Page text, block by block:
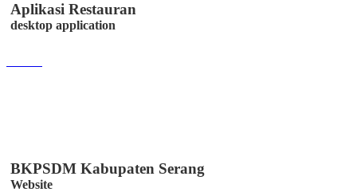
Aplikasi Restauran
desktop application
BKPSDM Kabupaten Serang
Website